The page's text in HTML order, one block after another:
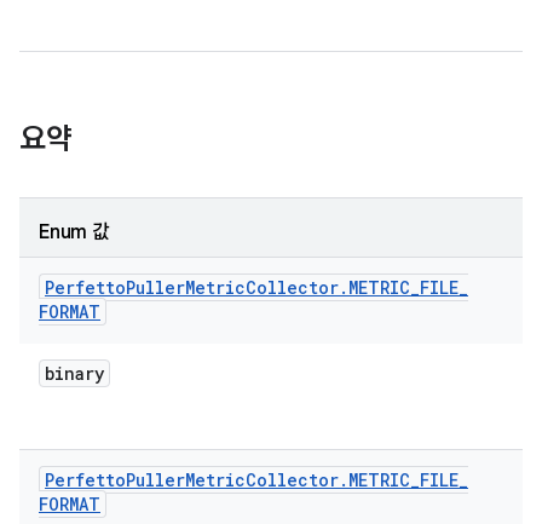
요약
Enum 값
PerfettoPullerMetricCollector. METRIC_FILE_
FORMAT
binary
PerfettoPullerMetricCollector. METRIC_FILE_
FORMAT